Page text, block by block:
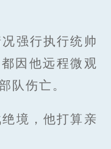
强行执行统帅
因他远程微观
队伤亡。
境，他打算亲